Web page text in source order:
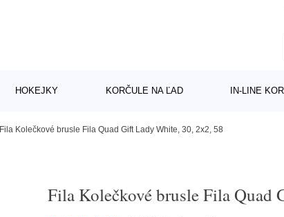
HOKEJKY KORČULE NA ĽAD IN-LINE
Fila Kolečkové brusle Fila Quad Gift Lady White, 30, 2x2, 58
Fila Kolečkové brusle Fila Quad